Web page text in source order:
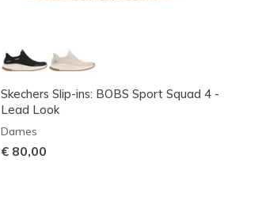
Skechers Slip-ins: BOBS Sport Squad 4 -
Lead Look
Dames
€ 80,00